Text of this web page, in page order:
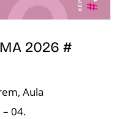
2026 #
Aula
04.